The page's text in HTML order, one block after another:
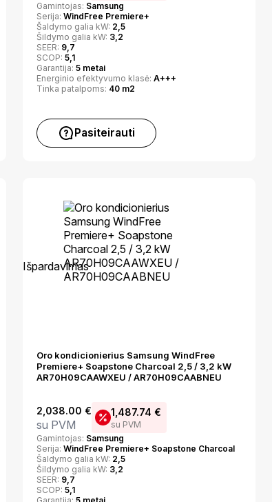
Gamintojas: Samsung
Serija:WindFree Premiere+
Šaldymo galia kW: 2,5
Šildymo galia kW: 3,2
SEER: 9,7
SCOP:5,1
Garantija:5 metai
Energinio efektyvumo klasė:A+++
Tinka patalpoms: 40 m2
Pasiteirauti
Išpardavimas
Oro kondicionierius Samsung WindFree
Premiere+ Soapstone Charcoal 2,5 / 3,2 kW
AR70H09CAAWXEU / AR70H09CAABNEU
2,038.00 €
su PVM
1,487.74 €
su PVM
Gamintojas: Samsung
Serija:WindFree Premiere+ Soapstone Charcoal
Šaldymo galia kW: 2,5
Šildymo galia kW: 3,2
SEER: 9,7
SCOP:5,1